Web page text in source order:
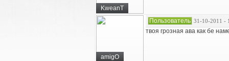
KweanT
amigO
Пользователь 31-10-2011 -
твоя грозная ава как бе